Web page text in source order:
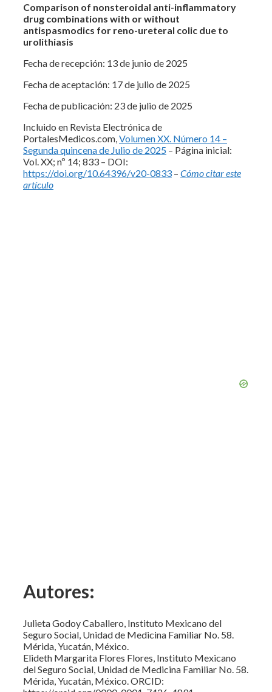
Comparison of nonsteroidal anti-inflammatory
drug combinations with or without
antispasmodics for reno-ureteral colic due to
urolithiasis
Fecha de recepción: 13 de junio de 2025
Fecha de aceptación: 17 de julio de 2025
Fecha de publicación: 23 de julio de 2025
Incluido en Revista Electrónica de
PortalesMedicos.com, Volumen XX. Número 14 –
Segunda quincena de Julio de 2025 – Página inicial:
Vol. XX; nº 14; 833 – DOI:
https://doi.org/10.64396/v20-0833 – Cómo citar este
artículo
Autores:
Julieta Godoy Caballero, Instituto Mexicano del
Seguro Social, Unidad de Medicina Familiar No. 58.
Mérida, Yucatán, México.
Elideth Margarita Flores Flores, Instituto Mexicano
del Seguro Social, Unidad de Medicina Familiar No. 58.
Mérida, Yucatán, México. ORCID: